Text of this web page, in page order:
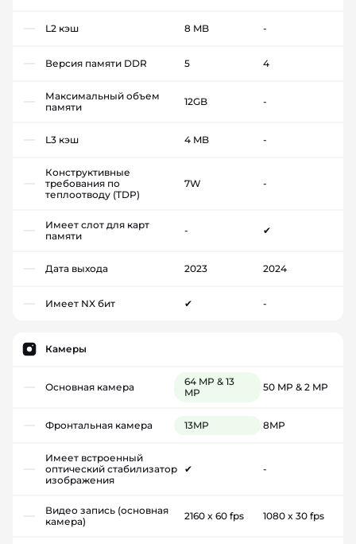
L2 кэш 8 MB -
Версия памяти DDR 5 4
Максимальный объем
памяти
12GB -
L3 кэш 4 MB -
Конструктивные
требования по
теплоотводу (TDP)
7W -
Имеет слот для карт
памяти
- ✔
Дата выхода 2023 2024
Имеет NX бит ✔ -
Камеры
Основная камера
64 MP & 13
MP
50 MP & 2 MP
Фронтальная камера 13MP 8MP
Имеет встроенный
оптический стабилизатор
изображения
✔ -
Видео запись (основная
камера)
2160 x 60 fps 1080 x 30 fps